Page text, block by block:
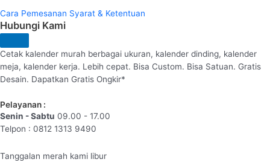
Cara Pemesanan Syarat & Ketentuan
Hubungi Kami
Cetak kalender murah berbagai ukuran, kalender dinding, kalender
meja, kalender kerja. Lebih cepat. Bisa Custom. Bisa Satuan. Gratis
Desain. Dapatkan Gratis Ongkir*
Pelayanan :
Senin - Sabtu 09.00 - 17.00
Telpon : 0812 1313 9490
Tanggalan merah kami libur